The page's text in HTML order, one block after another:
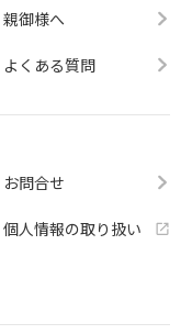
親御様へ
よくある質問
お問合せ
個人情報の取り扱い